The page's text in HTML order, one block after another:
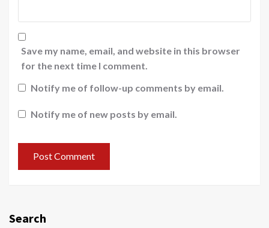
Save my name, email, and website in this browser
for the next time I comment.
Notify me of follow-up comments by email.
Notify me of new posts by email.
Search